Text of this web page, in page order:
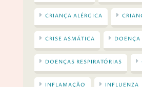
CRIANÇA ALÉRGICA
CRISE ASMÁTICA DOENÇA
DOENÇAS RESPIRATÓRIAS
INFLAMAÇÃO INFLUENZA